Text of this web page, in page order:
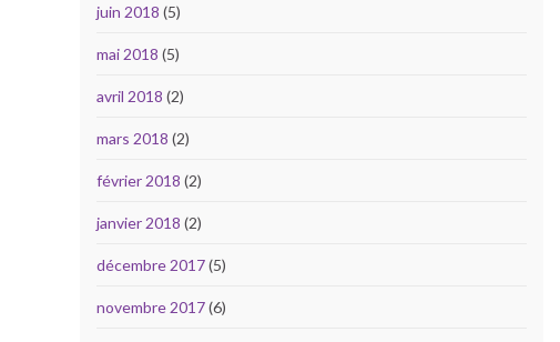
juin 2018 (5)
mai 2018 (5)
avril 2018 (2)
mars 2018 (2)
février 2018 (2)
janvier 2018 (2)
décembre 2017(5)
novembre 2017(6)